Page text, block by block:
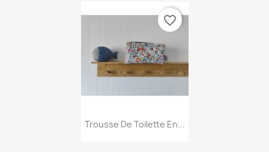
Aperçu rapide
Trousse De Toilette En...
favorite_border